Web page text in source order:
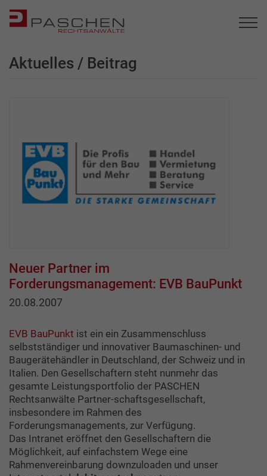
Aktuelles / Beitrag
Neuer Partner im
Forderungsmanagement: EVB BauPunkt
20.08.2007
EVB BauPunkt ist ein ein Zusammenschluss
selbstständiger und innovativer Baumaschinen- und
Baugerätehändler in Deutschland, der Schweiz und in
Italien. Den Gesellschaftern steht nunmehr das
gesamte Leistungsportfolio der PASCHEN
Rechtsanwälte Partner-schaftsgesellschaft,
insbesondere im Rahmen des
Forderungsmanagements, zur Verfügung.
Das Intranet eröffnet den Gesellschaftern die
Möglichkeit, auf einfachstem Wege eine
Rahmenvereinbarung downzuloaden und unser